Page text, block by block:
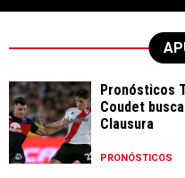
Pronósticos
Coudet
Clausura
PRONÓSTICOS